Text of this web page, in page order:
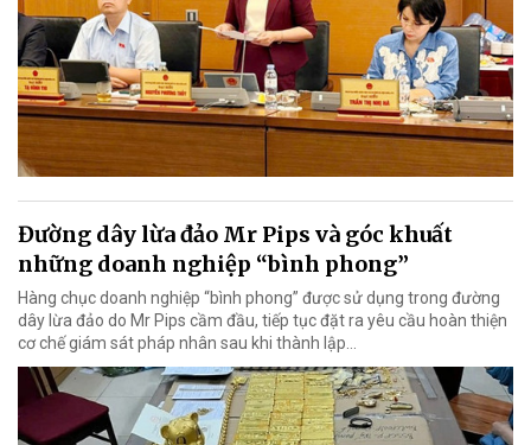
Đường dây lừa đảo Mr Pips và góc khuất
những doanh nghiệp “bình phong”
Hàng chục doanh nghiệp “bình phong” được sử dụng trong đường
dây lừa đảo do Mr Pips cầm đầu, tiếp tục đặt ra yêu cầu hoàn thiện
cơ chế giám sát pháp nhân sau khi thành lập…